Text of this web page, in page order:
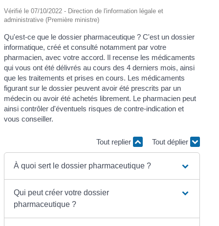
Vérifié le 07/10/2022 - Direction de l'information légale et
administrative (Première ministre)
Qu'est-ce que le dossier pharmaceutique ? C'est un dossier
informatique, créé et consulté notamment par votre
pharmacien, avec votre accord. Il recense les médicaments
qui vous ont été délivrés au cours des 4 derniers mois, ainsi
que les traitements et prises en cours. Les médicaments
figurant sur le dossier peuvent avoir été prescrits par un
médecin ou avoir été achetés librement. Le pharmacien peut
ainsi contrôler d'éventuels risques de contre-indication et
vous conseiller.
Tout replier Tout déplier
À quoi sert le dossier pharmaceutique ?
Qui peut créer votre dossier
pharmaceutique ?